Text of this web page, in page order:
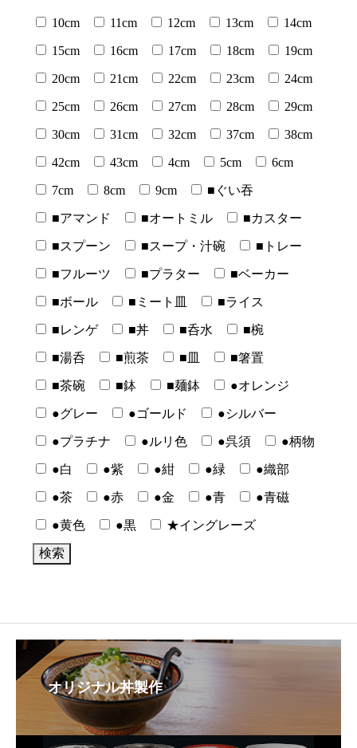
10cm 11cm 12cm 13cm 14cm
15cm 16cm 17cm 18cm 19cm
20cm 21cm 22cm 23cm 24cm
25cm 26cm 27cm 28cm 29cm
30cm 31cm 32cm 37cm 38cm
42cm 43cm 4cm 5cm 6cm
7cm 8cm 9cm ■ぐい吞
■アマンド ■オートミル ■カスター
■スプーン ■スープ・汁碗 ■トレー
■フルーツ ■プラター ■ベーカー
■ボール ■ミート皿 ■ライス
■レンゲ ■丼 ■呑水 ■椀
■湯呑 ■煎茶 ■皿 ■箸置
■茶碗 ■鉢 ■麺鉢 ●オレンジ
●グレー ●ゴールド ●シルバー
●プラチナ ●ルリ色 ●呉須 ●柄物
●白 ●紫 ●紺 ●緑 ●織部
●茶 ●赤 ●金 ●青 ●青磁
●黄色 ●黒 ★イングレーズ
オリジナル丼製作